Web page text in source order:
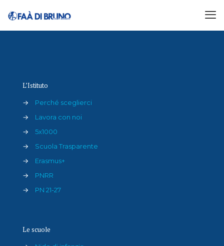
Area Compiti
L’Istituto
→
Perché sceglierci
→
Lavora con noi
→
5x1000
→
Scuola Trasparente
→
Erasmus+
→
PNRR
→
PN 21-27
Le scuole